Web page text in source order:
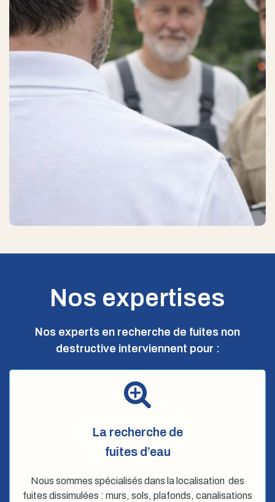
Nos expertises
Nos experts en recherche de fuites non
destructive interviennent pour :
La recherche de
fuites d’eau
Nous sommes spécialisés dans la localisation des
fuites dissimulées : murs, sols, plafonds, canalisations